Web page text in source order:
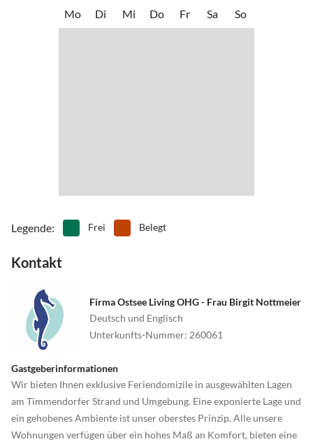
bequem in wenigen Minuten fußläufig erreichbar.
Mo
Di Mi Do Fr Sa So
Legende: Frei Belegt
Kontakt
Firma Ostsee Living OHG - Frau Birgit Nottmeier
Deutsch und Englisch
Unterkunfts-Nummer: 260061
Gastgeberinformationen
Wir bieten Ihnen exklusive Feriendomizile in ausgewählten Lagen
am Timmendorfer Strand und Umgebung. Eine exponierte Lage und
ein gehobenes Ambiente ist unser oberstes Prinzip. Alle unsere
Wohnungen verfügen über ein hohes Maß an Komfort, bieten eine